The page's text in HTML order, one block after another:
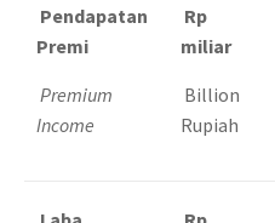
Pendapatan
Premi
Premium
Income
Rp
miliar
Billion
Rupiah